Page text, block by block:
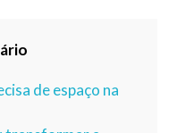
de espaço na